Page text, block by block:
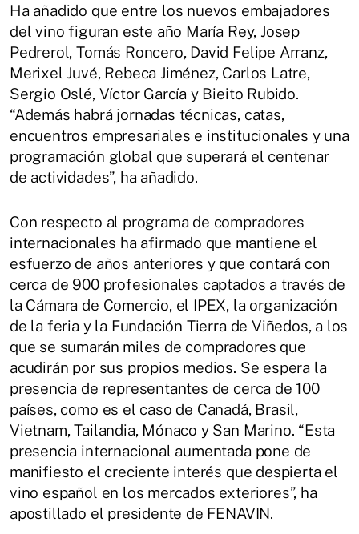
Ha añadido que entre los nuevos embajadores
del vino figuran este año María Rey, Josep
Pedrerol, Tomás Roncero, David Felipe Arranz,
Merixel Juvé, Rebeca Jiménez, Carlos Latre,
Sergio Oslé, Víctor García y Bieito Rubido.
“Además habrá jornadas técnicas, catas,
encuentros empresariales e institucionales y una
programación global que superará el centenar
de actividades”, ha añadido.
Con respecto al programa de compradores
internacionales ha afirmado que mantiene el
esfuerzo de años anteriores y que contará con
cerca de 900 profesionales captados a través de
la Cámara de Comercio, el IPEX, la organización
de la feria y la Fundación Tierra de Viñedos, a los
que se sumarán miles de compradores que
acudirán por sus propios medios. Se espera la
presencia de representantes de cerca de 100
países, como es el caso de Canadá, Brasil,
Vietnam, Tailandia, Mónaco y San Marino. “Esta
presencia internacional aumentada pone de
manifiesto el creciente interés que despierta el
vino español en los mercados exteriores”, ha
apostillado el presidente de FENAVIN.